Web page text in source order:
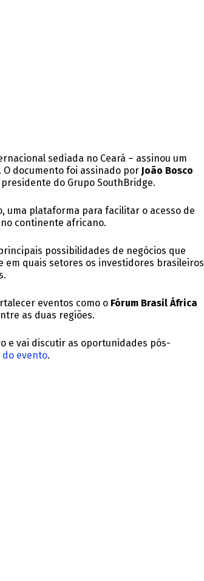
sediada no Ceará – assinou um
. O documento foi assinado por João Bosco
presidente do Grupo SouthBridge.
uma plataforma para facilitar o acesso de
continente africano.
possibilidades de negócios que
quais setores os investidores brasileiros
eventos como o Fórum Brasil África
as duas regiões.
e vai discutir as oportunidades pós-
do evento.